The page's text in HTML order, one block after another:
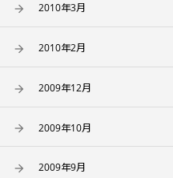
2010年3月
2010年2月
2009年12月
2009年10月
2009年9月